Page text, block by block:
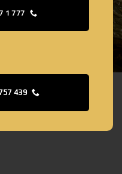
1 777
439